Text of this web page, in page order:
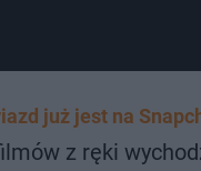
już jest na
z ręki